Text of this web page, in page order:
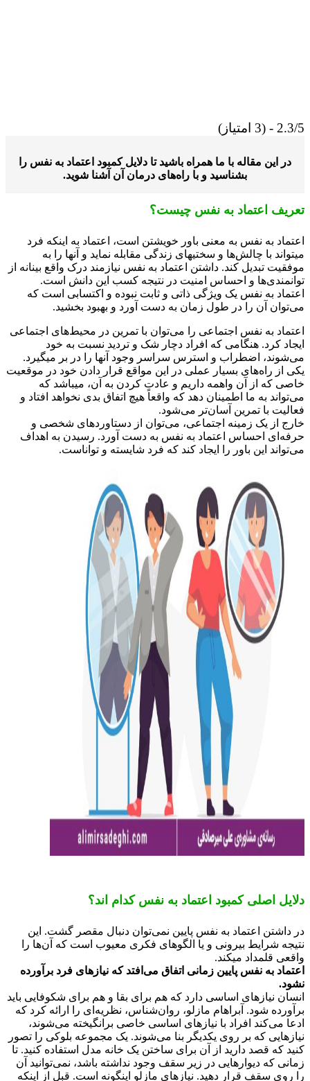
در این مقاله با ما همراه باشید تا دلایل کمبود اعتماد به نفس را
بشناسید و با راه‌های درمان آن آشنا شوید.
اعتماد به نفس چیست؟
به نفس به معنی باور خویشتن است، اعتماد به اینکه فرد
با چالش‌ها و سختیهای زندگی مقابله نماید و آنها را به
تبدیل کند. داشتن اعتماد به نفس نیازمند درک واقع بینانه از
و احساس امنیت در نتیجه کسب این دانش است.
به نفس یک ویژگی ذاتی و ثابت نبوده و اکتسابی است که
آن را در طول زمان به دست آورد و بهبود بخشید.
به نفس اجتماعی را می‌توان با تمرین در محیط‌های اجتماعی
کرد. هنگامی که افراد دچار شک و تردید نسبت به خود
اضطراب و استرس سراسر وجود آنها را در بر میگیرد.
از راه‌های بسیار عملی در این مواقع قرار دادن خود در موقعيت
كه از آن واهمه داریم و عادت کردن به آن، میباشد که
به ما اطمینان دهد که واقعاً هیچ اتفاق بدی نخواهد افتاد و
با تمرین آسان‌تر می‌شود.
از یک زمینه اجتماعی، می‌توان از دستاوردهای شخصی و
احساس اعتماد به نفس به دست آورد. رسیدن به اهداف
این باور را ایجاد کند که فرد شایسته و تواناست.
اصلی کمبود اعتماد به نفس کدام اند؟
اعتماد به نفس پایین نمی‌توان دنبال مقصر گشت. این
شرایط بیرونی و یا الگوهای فکری معیوب است که آن‌ها را
قلمداد ميكند.
به نفس پایین زمانی اتفاق می‌افتد که نیازهای فرد برآورده
نیازهای اساسی دارد که هم برای بقا و هم برای شکوفایی باید
شود. آبراهام مازلو، روان‌شناس، نظریه‌ای را ارائه کرد که
می‌کند افراد با نیازهای اساسی خاصی برانگیخته می‌شوند،
که بر روی یکدیگر بنا می‌شوند. یک مجموعه بلوکی را تصور
که قصد دارید از آن برای ساختن یک خانه مدل استفاده کنید. تا
که دیوارهایی در زیر سقف وجود نداشته باشد، نمی‌توانید آن
سقف قرار دهید. نیازهای مازلو اینگونه است. قبل از اینکه